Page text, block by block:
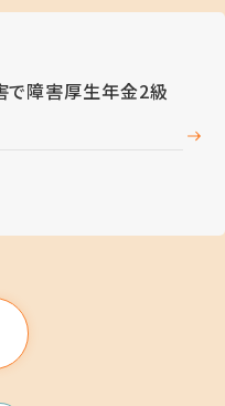
で障害厚生年金2級